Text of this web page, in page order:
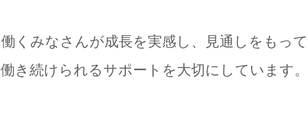
働くみなさんが成長を実感し、見通しをもって
働き続けられるサポートを大切にしています。